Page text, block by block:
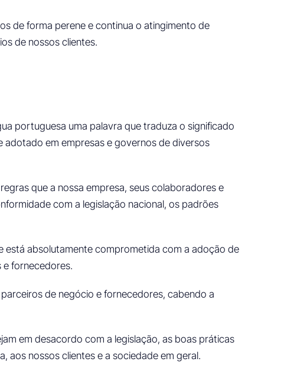
de forma perene e continua o atingimento de
de nossos clientes.
portuguesa uma palavra que traduza o significado
em empresas e governos de diversos
que a nossa empresa, seus colaboradores e
com a legislação nacional, os padrões
está absolutamente comprometida com a adoção de
fornecedores.
de negócio e fornecedores, cabendo a
em desacordo com a legislação, as boas práticas
aos nossos clientes e a sociedade em geral.